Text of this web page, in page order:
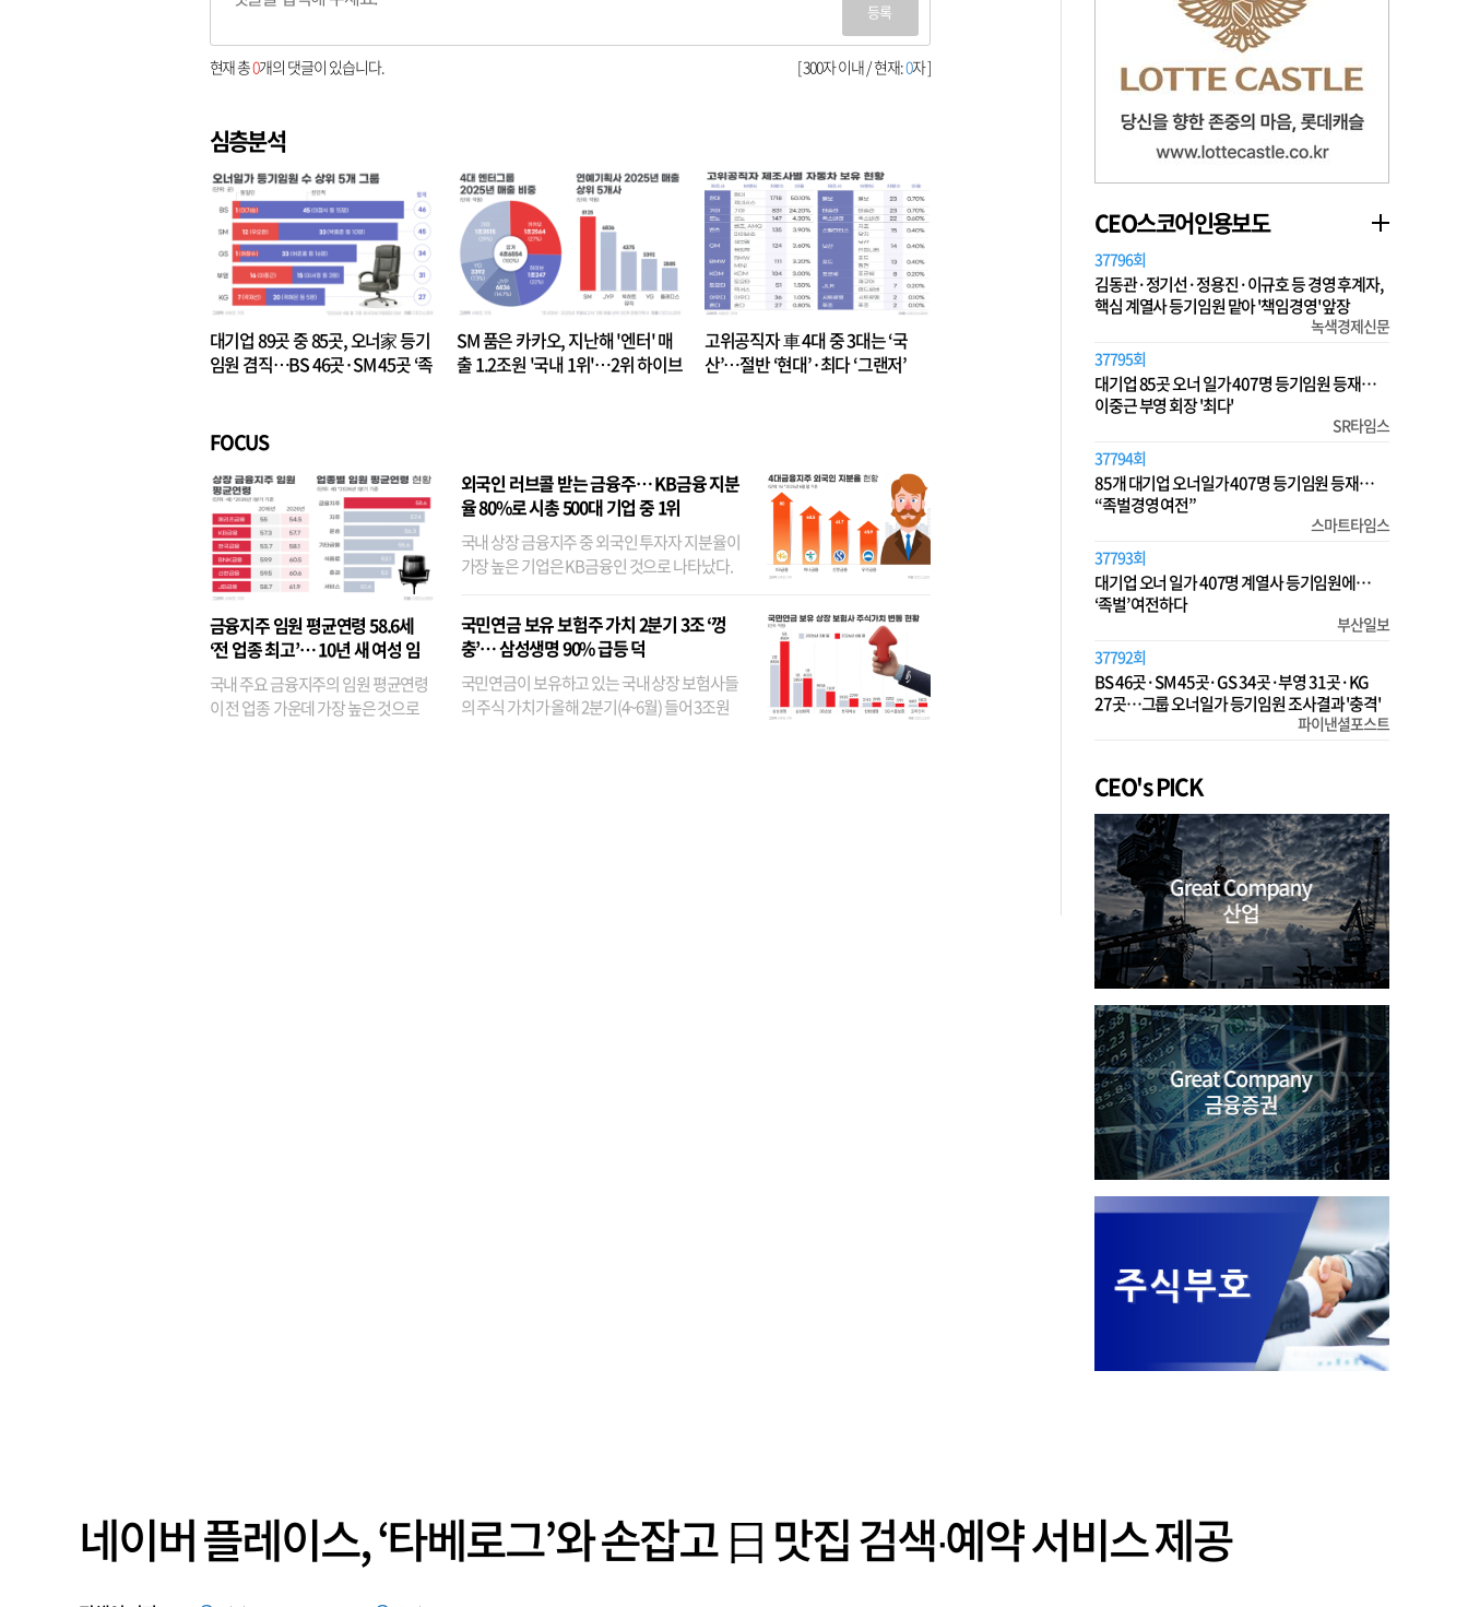
등록
[ 300자 이내 / 현재:0자 ]
현재 총0개의 댓글이 있습니다.
심층분석
대기업 89곳 중 85곳, 오너家 등기
임원 겸직…BS 46곳·SM 45곳 ‘족
SM 품은 카카오, 지난해 '엔터' 매
출 1.2조원 '국내 1위'…2위 하이브
고위공직자 車 4대 중 3대는 ‘국
산’…절반 ‘현대’·최다 ‘그랜저’
FOCUS
금융지주 임원 평균연령 58.6세
‘전 업종 최고’… 10년 새 여성 임
원은 14배 껑충
국내 주요 금융지주의 임원 평균연령
이 전 업종 가운데 가장 높은 것으로
외국인 러브콜 받는 금융주… KB금융 지분
율 80%로 시총 500대 기업 중 1위
국내 상장 금융지주 중 외국인 투자자 지분율이
가장 높은 기업은 KB금융인 것으로 나타났다.
융이었다. 특히 KB금융은 지난달 말 기준 해외
기관투자자 지분율이...
국민연금 보유 보험주 가치 2분기 3조 ‘껑
충’… 삼성생명 90% 급등 덕
국민연금이 보유하고 있는 국내 상장 보험사들
의 주식 가치가 올해 2분기(4~6월) 들어 3조원
CEO스코어인용보도
37796회
김동관·정기선·정용진·이규호 등 경영 후계자,
핵심 계열사 등기임원 맡아 '책임경영' 앞장
녹색경제신문
37795회
대기업 85곳 오너 일가 407명 등기임원 등재…
이중근 부영 회장 '최다'
SR타임스
37794회
85개 대기업 오너일가 407명 등기임원 등재…
“족벌경영 여전”
스마트타임스
37793회
대기업 오너 일가 407명 계열사 등기임원에…
‘족벌’ 여전하다
부산일보
37792회
BS 46곳·SM 45곳·GS 34곳·부영 31곳·KG
27곳…그룹 오너일가 등기임원 조사결과 '충격'
파이낸셜포스트
CEO's PICK
네이버 플레이스, ‘타베로그’와 손잡고 日 맛집 검색∙예약 서비스 제공